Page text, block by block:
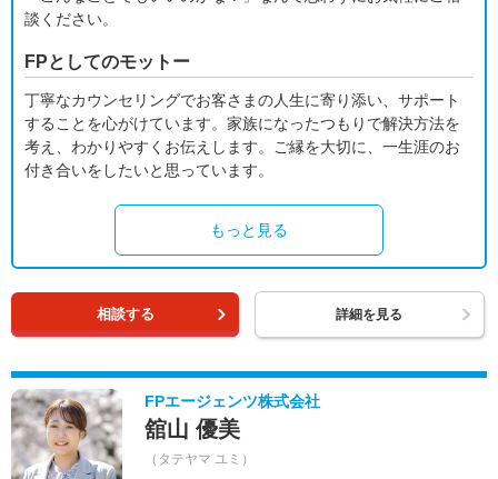
談ください。
FPとしてのモットー
丁寧なカウンセリングでお客さまの人生に寄り添い、サポート
することを心がけています。家族になったつもりで解決方法を
考え、わかりやすくお伝えします。ご縁を大切に、一生涯のお
付き合いをしたいと思っています。
もっと見る
相談する 詳細を見る
FPエージェンツ株式会社
舘山 優美
（タテヤマ ユミ）